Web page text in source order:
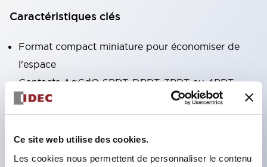
Ce site web utilise des cookies.
Les cookies nous permettent de personnaliser le contenu
Caractéristiques clés
Format compact miniature pour économiser de
l'espace
Contacts AgCdO SPDT, DPDT, 3PDT ou 4PDT
Haute capacité de commutation (10A)
Choix de bornes enfichables ou de type PCB
Options comprenant un voyant lumineux et un
bouton de vérification